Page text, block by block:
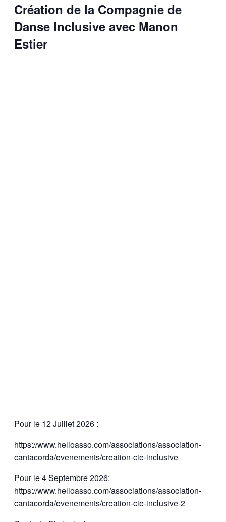
Création de la Compagnie de
Danse Inclusive avec Manon
Estier
Pour le 12 Juillet 2026 :
https://www.helloasso.com/associations/association-
cantacorda/evenements/creation-cie-inclusive
Pour le 4 Septembre 2026:
https://www.helloasso.com/associations/association-
cantacorda/evenements/creation-cie-inclusive-2